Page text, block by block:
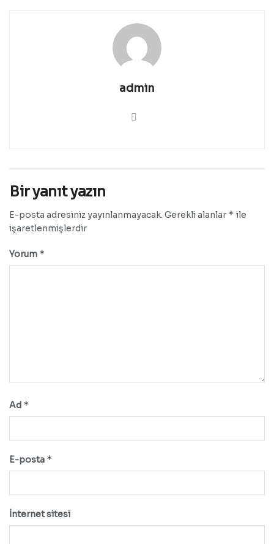
admin
Bir yanıt yazın
E-posta adresiniz yayınlanmayacak. Gerekli alanlar * ile
işaretlenmişlerdir
Yorum *
Ad *
E-posta *
İnternet sitesi